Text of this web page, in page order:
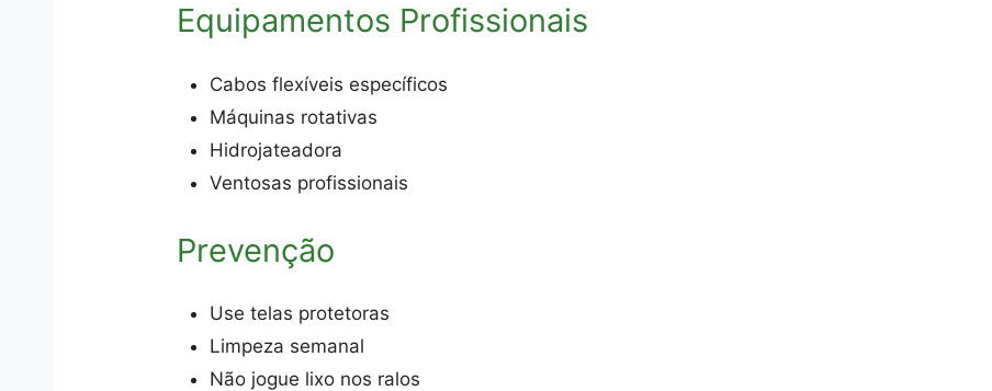
Equipamentos Profissionais
Cabos flexíveis específicos
Máquinas rotativas
Hidrojateadora
Ventosas profissionais
Prevenção
Use telas protetoras
Limpeza semanal
Não jogue lixo nos ralos